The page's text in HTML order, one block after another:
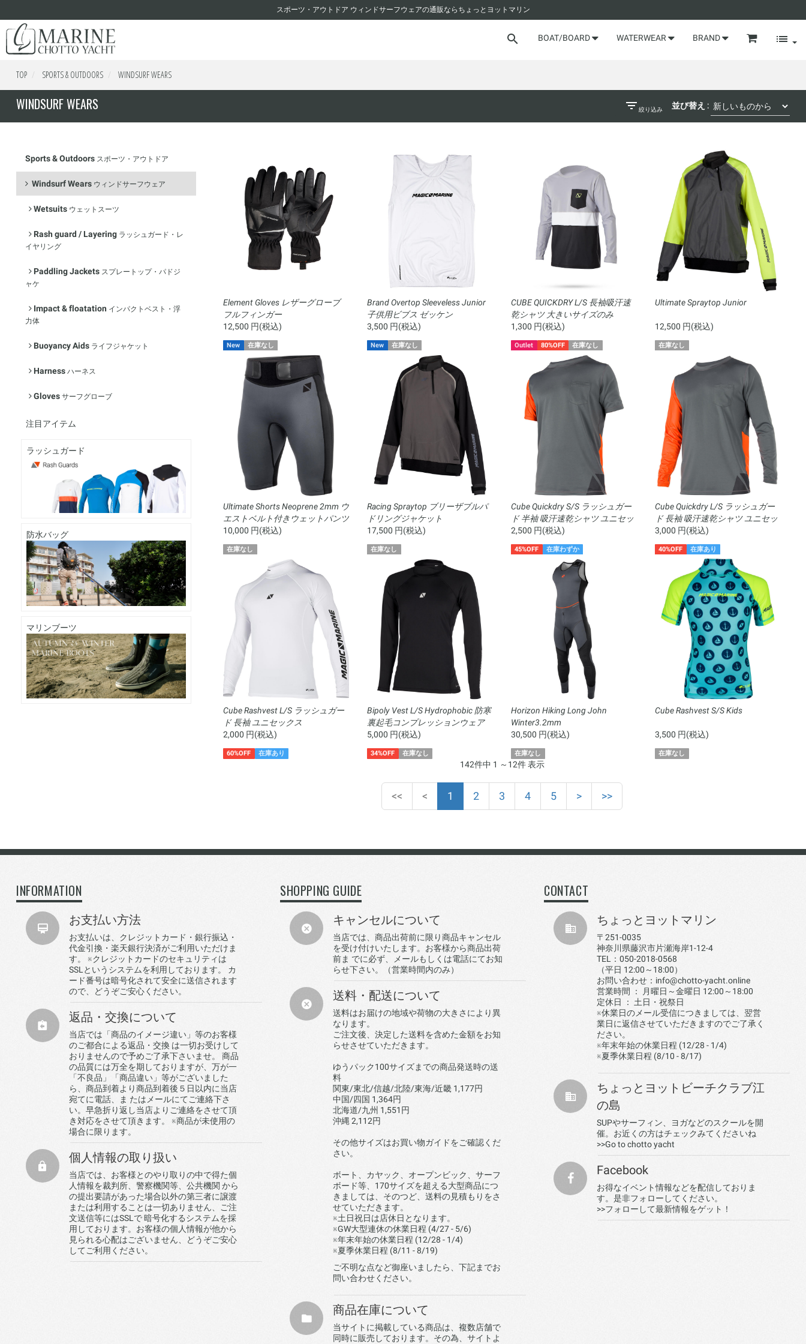
スポーツ・アウトドア ウィンドサーフウェアの通販ならちょっとヨットマリン
BOAT/BOARD WATERWEAR BRAND
TOP SPORTS & OUTDOORS WINDSURF WEARS
WINDSURF WEARS 絞り込み 並び替え :
Element Gloves レザーグローブ
フルフィンガー
12,500 円(税込)
New 在庫なし
Brand Overtop Sleeveless Junior
子供用ビブス ゼッケン
3,500 円(税込)
New 在庫なし
CUBE QUICKDRY L/S 長袖吸汗速
乾シャツ 大きいサイズのみ
1,300 円(税込)
Outlet 80%OFF 在庫なし
Ultimate Spraytop Junior
12,500 円(税込)
在庫なし
Ultimate Shorts Neoprene 2mm ウ
エストベルト付きウェットパンツ
10,000 円(税込)
在庫なし
Racing Spraytop ブリーザブルパ
ドリングジャケット
17,500 円(税込)
在庫なし
Cube Quickdry S/S ラッシュガー
ド 半袖 吸汗速乾シャツ ユニセッ
クス
2,500 円(税込)
45%OFF 在庫わずか
Cube Quickdry L/S ラッシュガー
ド 長袖 吸汗速乾シャツ ユニセッ
クス
3,000 円(税込)
40%OFF 在庫あり
Cube Rashvest L/S ラッシュガー
ド 長袖 ユニセックス
2,000 円(税込)
60%OFF 在庫あり
Bipoly Vest L/S Hydrophobic 防寒
裏起毛コンプレッションウェア
ユニセックス
5,000 円(税込)
34%OFF 在庫なし
Horizon Hiking Long John
Winter3.2mm
30,500 円(税込)
在庫なし
Cube Rashvest S/S Kids
3,500 円(税込)
在庫なし
142件中 1 ～12件 表示
<< < 1 (current)
2 3 4 5 > >>
Sports & Outdoors スポーツ・アウトドア
Windsurf Wears ウィンドサーフウェア
Wetsuits ウェットスーツ
Rash guard / Layering ラッシュガード・レ
イヤリング
Paddling Jackets スプレートップ・パドジ
ャケ
Impact & floatation インパクトベスト・浮
力体
Buoyancy Aids ライフジャケット
Harness ハーネス
Gloves サーフグローブ
注目アイテム
ラッシュガード
防水バッグ
マリンブーツ
INFORMATION
お支払い方法
お支払いは、クレジットカード・銀行振込・
代金引換・楽天銀行決済がご利用いただけま
す。 ※クレジットカードのセキュリティは
SSLというシステムを利用しております。 カ
ード番号は暗号化されて安全に送信されます
ので、どうぞご安心ください。
返品・交換について
当店では「商品のイメージ違い」等のお客様
のご都合による返品・交換 は一切お受けして
おりませんので予めご了承下さいませ。 商品
の品質には万全を期しておりますが、万が一
「不良品」「商品違い」等がございました
ら、商品到着より商品到着後５日以内に当店
宛てに電話、ま たはメールにてご連絡下さ
い。早急折り返し当店よりご連絡をさせて頂
き対応をさせて頂きます。 ※商品が未使用の
場合に限ります。
個人情報の取り扱い
当店では、お客様とのやり取りの中で得た個
人情報を裁判所、警察機関等、公共機関 から
の提出要請があった場合以外の第三者に譲渡
または利用することは一切ありません、ご注
文送信等にはSSLで 暗号化するシステムを採
用しております。お客様の個人情報が他から
見られる心配はございません、どうぞご安心
してご利用ください。
SHOPPING GUIDE
キャンセルについて
当店では、商品出荷前に限り商品キャンセル
を受け付けいたします。お客様から商品出荷
前ま でに必ず、メールもしくは電話にてお知
らせ下さい。（営業時間内のみ）
送料・配送について
送料はお届けの地域や荷物の大きさにより異
なります。
ご注文後、決定した送料を含めた金額をお知
らせさせていただきます。
ゆうパック100サイズまでの商品発送時の送
料
関東/東北/信越/北陸/東海/近畿 1,177円
中国/四国 1,364円
北海道/九州 1,551円
沖縄 2,112円
その他サイズはお買い物ガイドをご確認くだ
さい。
ボート、カヤック、オープンビック、サーフ
ボード等、170サイズを超える大型商品につ
きましては、そのつど、送料の見積もりをさ
せていただきます。
※土日祝日は店休日となります。
※GW大型連休の休業日程 (4/27 - 5/6)
※年末年始の休業日程 (12/28 - 1/4)
※夏季休業日程 (8/11 - 8/19)
ご不明な点など御座いましたら、下記までお
問い合わせください。
商品在庫について
当サイトに掲載している商品は、複数店舗で
同時に販売しております。その為、サイトよ
CONTACT
ちょっとヨットマリン
〒251-0035
神奈川県藤沢市片瀬海岸1-12-4
TEL：050-2018-0568
（平日 12:00～18:00）
お問い合わせ：info@chotto-yacht.online
営業時間 ： 月曜日～金曜日 12:00～18:00
定休日 ： 土日・祝祭日
※休業日のメール受信につきましては、翌営
業日に返信させていただきますのでご了承く
ださい。
※年末年始の休業日程 (12/28 - 1/4)
※夏季休業日程 (8/10 - 8/17)
ちょっとヨットビーチクラブ江
の島
SUPやサーフィン、ヨガなどのスクールを開
催。お近くの方はチェックみてくださいね
>>Go to chotto yacht
Facebook
お得なイベント情報などを配信しておりま
す。是非フォローしてください。
>>フォローして最新情報をゲット！